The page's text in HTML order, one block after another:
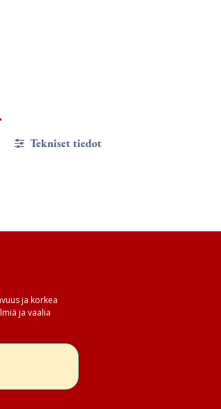
Tekniset tiedot
ja korkea
ja vaalia